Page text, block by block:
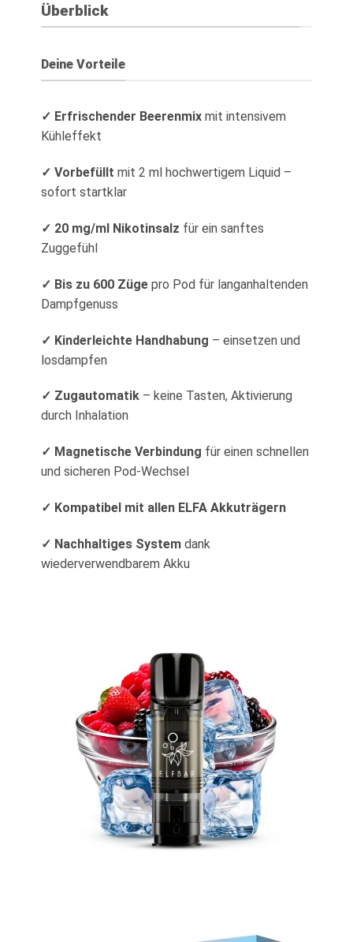
Überblick
Deine Vorteile
✓ Erfrischender Beerenmixmit intensivem
Kühleffekt
✓ Vorbefüllt mit 2 ml hochwertigem Liquid –
sofort startklar
✓ 20 mg/ml Nikotinsalz für ein sanftes
Zuggefühl
✓ Bis zu 600 Zügepro Pod für langanhaltenden
Dampfgenuss
✓ Kinderleichte Handhabung – einsetzen und
losdampfen
✓ Zugautomatik– keine Tasten, Aktivierung
durch Inhalation
✓ Magnetische Verbindung für einen schnellen
und sicheren Pod-Wechsel
✓ Kompatibel mit allen ELFA Akkuträgern
✓ Nachhaltiges Systemdank
wiederverwendbarem Akku